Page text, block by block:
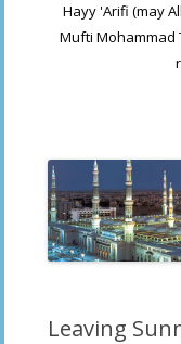
Hayy 'Arifi (may
Mufti Mohammad
Leaving